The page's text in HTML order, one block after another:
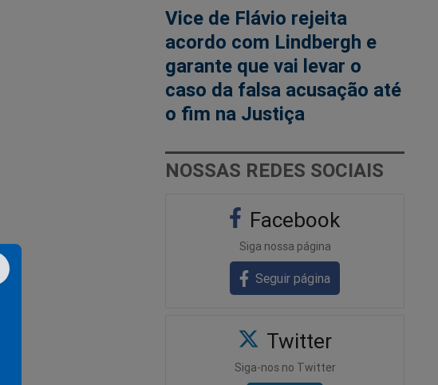
Vice de Flávio rejeita
acordo com Lindbergh e
garante que vai levar o
caso da falsa acusação até
o fim na Justiça
NOSSAS REDES SOCIAIS
Facebook
Siga nossa página
Seguir página
Twitter
Siga-nos no Twitter